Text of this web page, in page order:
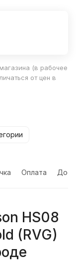
(в рабочее
от цен в
Оплата
HS08
(RVG)